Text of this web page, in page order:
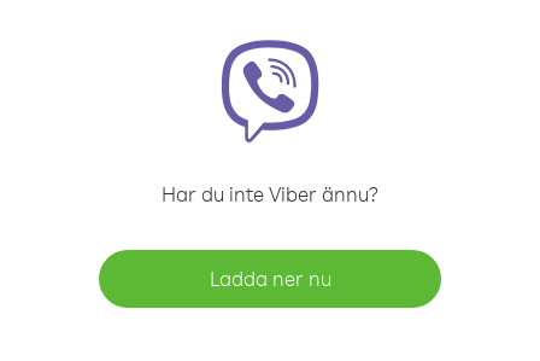
Har du inte Viber ännu?
Ladda ner nu